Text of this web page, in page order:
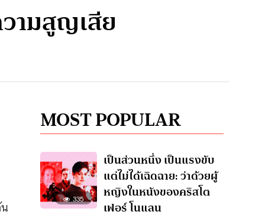
ามสูญเสีย
MOST POPULAR
335
เป็นส่วนหนึ่ง เป็นแรงขับ
แต่ไม่ได้เฉิดฉาย: ว่าด้วยผู้
หญิงในหนังของคริสโต
เฟอร์ โนแลน